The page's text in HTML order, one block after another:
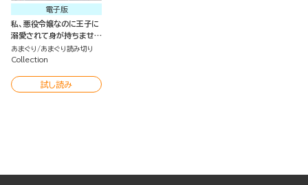
電子版
私、悪役令嬢なのに王子に
溺愛されて身が持ちませ
ん!? まずは体からじっく
りと…（単話版）
あまぐり
あまぐり読み切り
Collection
試し読み